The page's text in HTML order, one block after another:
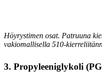
Höyrystimen osat. Patruuna
vakiomallisella 510-
3. Propyleeniglykoli